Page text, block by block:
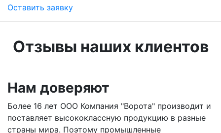
Оставить заявку
Отзывы наших клиентов
Нам доверяют
Более 16 лет ООО Компания "Ворота" производит и
поставляет высококлассную продукцию в разные
страны мира. Поэтому промышленные